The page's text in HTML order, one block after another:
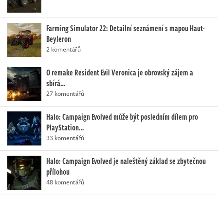
Farming Simulator 22: Detailní seznámení s mapou Haut-
Beyleron
2 komentářů
O remake Resident Evil Veronica je obrovský zájem a
sbírá…
27 komentářů
Halo: Campaign Evolved může být posledním dílem pro
PlayStation…
33 komentářů
Halo: Campaign Evolved je naleštěný základ se zbytečnou
přílohou
48 komentářů